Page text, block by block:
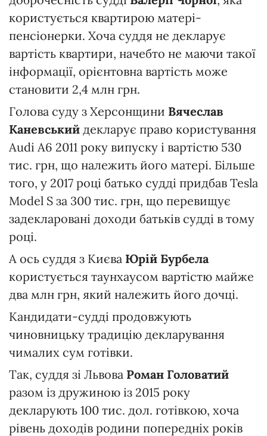
користується квартирою матері-
пенсіонерки. Хоча суддя не декларує
вартість квартири, начебто не маючи такої
інформації, орієнтовна вартість може
становити 2,4 млн грн.
Голова суду з Херсонщини Вячеслав
Каневський декларує право користування
Audi A6 2011 року випуску і вартістю 530
тис. грн, що належить його матері. Більше
того, у 2017 році батько судді придбав Tesla
Model S за 300 тис. грн, що перевищує
задекларовані доходи батьків судді в тому
році.
А ось суддя з Києва Юрій Бурбела
користується таунхаусом вартістю майже
два млн грн, який належить його дочці.
Кандидати-судді продовжують
чиновницьку традицію декларування
чималих сум готівки.
Так, суддя зі Львова Роман Головатий
разом із дружиною із 2015 року
декларують 100 тис. дол. готівкою, хоча
рівень доходів родини попередніх років